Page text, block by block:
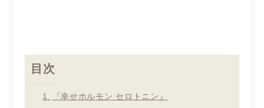
目次
『幸せホルモン セロトニン』